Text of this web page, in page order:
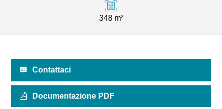
348 m²
Contattaci
Documentazione PDF